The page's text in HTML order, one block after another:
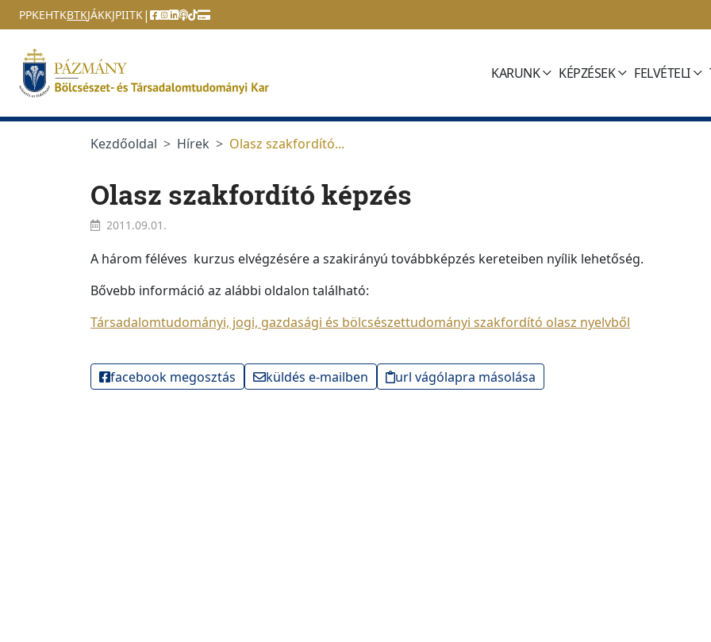
Ugrás a menüre
Ugrás a tartalomra
PPKEHTKBTKJÁKKJPIITK|
KARUNK KÉPZÉSEK FELVÉTELI
Kezdőoldal Hírek Olasz szakfordító...
Olasz szakfordító képzés
2011.09.01.
A három féléves kurzus elvégzésére a szakirányú továbbképzés kereteiben nyílik lehetőség.
Bővebb információ az alábbi oldalon található:
Társadalomtudományi, jogi, gazdasági és bölcsészettudományi szakfordító olasz nyelvből
facebook megosztás küldés e-mailben url vágólapra másolása